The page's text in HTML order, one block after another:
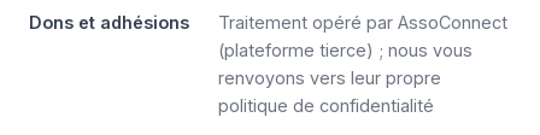
Dons et adhésions
Traitement opéré par AssoConnect
(plateforme tierce) ; nous vous
renvoyons vers leur propre
politique de confidentialité